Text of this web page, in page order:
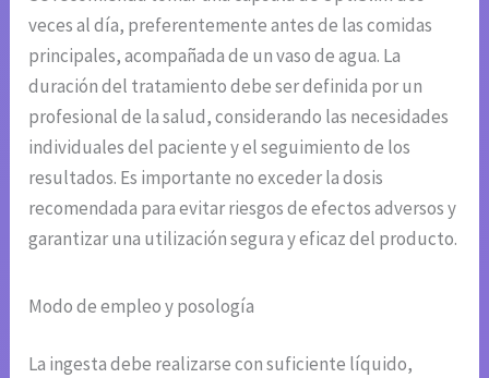
veces al día, preferentemente antes de las comidas
principales, acompañada de un vaso de agua. La
duración del tratamiento debe ser definida por un
profesional de la salud, considerando las necesidades
individuales del paciente y el seguimiento de los
resultados. Es importante no exceder la dosis
recomendada para evitar riesgos de efectos adversos y
garantizar una utilización segura y eficaz del producto.
Modo de empleo y posología
La ingesta debe realizarse con suficiente líquido,